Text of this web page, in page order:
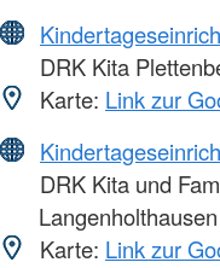
DRK Kita
Karte: Link zur
DRK Kita und
Langenholthausen
Karte: Link zur